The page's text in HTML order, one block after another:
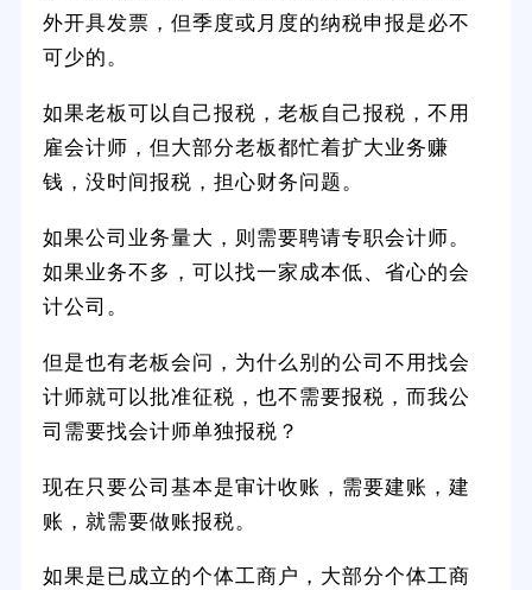
外开具发票，但季度或月度的纳税申报是必不
可少的。
如果老板可以自己报税，老板自己报税，不用
雇会计师，但大部分老板都忙着扩大业务赚
钱，没时间报税，担心财务问题。
如果公司业务量大，则需要聘请专职会计师。
如果业务不多，可以找一家成本低、省心的会
计公司。
但是也有老板会问，为什么别的公司不用找会
计师就可以批准征税，也不需要报税，而我公
司需要找会计师单独报税？
现在只要公司基本是审计收账，需要建账，建
账，就需要做账报税。
如果是已成立的个体工商户，大部分个体工商